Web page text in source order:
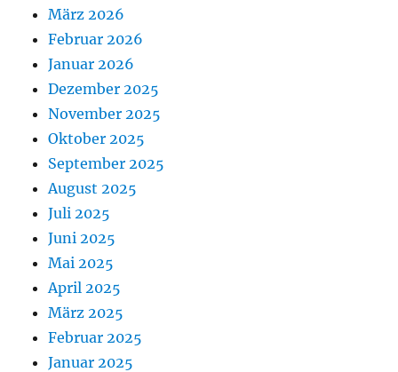
März 2026
Februar 2026
Januar 2026
Dezember 2025
November 2025
Oktober 2025
September 2025
August 2025
Juli 2025
Juni 2025
Mai 2025
April 2025
März 2025
Februar 2025
Januar 2025